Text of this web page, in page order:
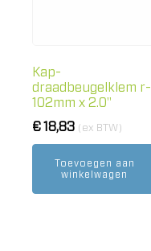
Kap-
draadbeugelklem r-
102mm x 2.0"
€18,83 (ex BTW)
Toevoegen aan
winkelwagen